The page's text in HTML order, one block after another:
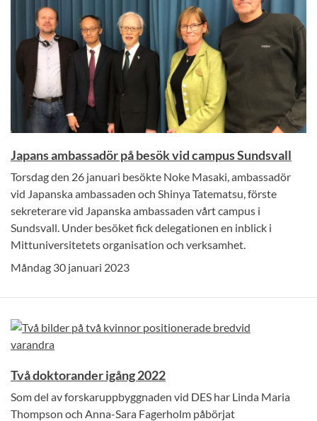
Japans ambassadör på besök vid campus Sundsvall
Torsdag den 26 januari besökte Noke Masaki, ambassadör
vid Japanska ambassaden och Shinya Tatematsu, förste
sekreterare vid Japanska ambassaden vårt campus i
Sundsvall. Under besöket fick delegationen en inblick i
Mittuniversitetets organisation och verksamhet.
Måndag 30 januari 2023
Två doktorander igång 2022
Som del av forskaruppbyggnaden vid DES har Linda Maria
Thompson och Anna-Sara Fagerholm påbörjat